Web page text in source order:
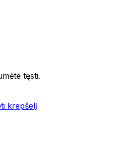
tęsti.
krepšelį